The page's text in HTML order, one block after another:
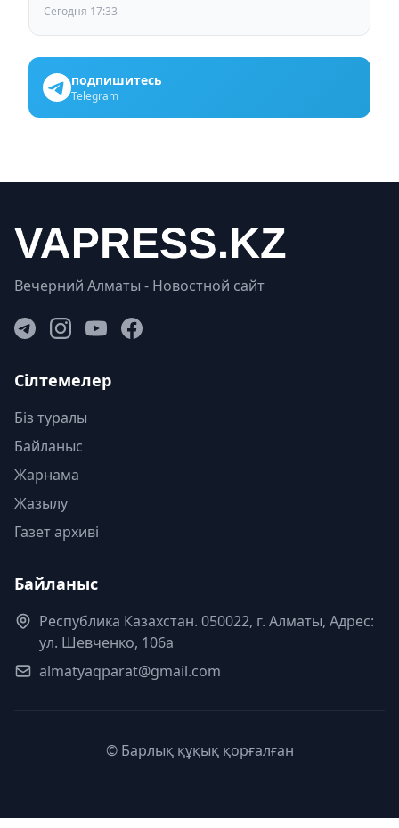
Сегодня 17:33
подпишитесь
Telegram
Вечерний Алматы - Новостной сайт
Сілтемелер
Біз туралы
Байланыс
Жарнама
Жазылу
Газет архиві
Байланыс
Республика Казахстан. 050022, г. Алматы, Адрес:
ул. Шевченко, 106а
almatyaqparat@gmail.com
© Барлық құқық қорғалған